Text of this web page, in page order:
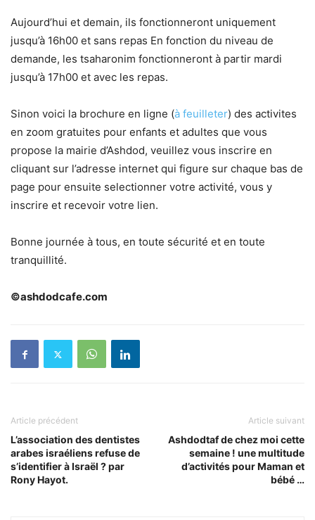
Aujourd’hui et demain, ils fonctionneront uniquement
jusqu’à 16h00 et sans repas En fonction du niveau de
demande, les tsaharonim fonctionneront à partir mardi
jusqu’à 17h00 et avec les repas.
Sinon voici la brochure en ligne (à feuilleter) des activites
en zoom gratuites pour enfants et adultes que vous
propose la mairie d’Ashdod, veuillez vous inscrire en
cliquant sur l’adresse internet qui figure sur chaque bas de
page pour ensuite selectionner votre activité, vous y
inscrire et recevoir votre lien.
Bonne journée à tous, en toute sécurité et en toute
tranquillité.
©ashdodcafe.com
Article précédent
L’association des dentistes
arabes israéliens refuse de
s’identifier à Israël ? par
Rony Hayot.
Article suivant
Ashdodtaf de chez moi cette
semaine ! une multitude
d’activités pour Maman et
bébé …